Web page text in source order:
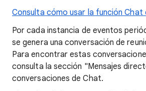
Consulta cómo usar la función
Por cada instancia de eventos
se genera una conversación de
Para encontrar estas
consulta la sección "Mensajes
conversaciones de Chat.